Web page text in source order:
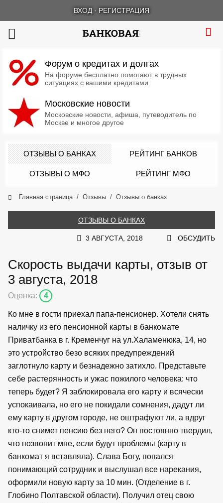
ВХОД · РЕГИСТРАЦИЯ
Форум о кредитах и долгах
На форуме бесплатно помогают в трудных
ситуациях с вашими кредитами
Московские новости
Московские новости, афиша, путеводитель по
Москве и многое другое
ОТЗЫВЫ О БАНКАХ РЕЙТИНГ БАНКОВ
ОТЗЫВЫ О МФО РЕЙТИНГ МФО
Главная страница Отзывы Отзывы о банках
ОТЗЫВЫ О БАНКАХ
3 АВГУСТА, 2018 ОБСУДИТЬ
Скорость выдачи карты, отзыв от
3 августа, 2018
Оценка: 4
Ко мне в гости приехал папа-пенсионер. Хотели снять
наличку из его пенсионной карты в банкомате
Приватбанка в г. Кременчуг на ул.Халаменюка, 14, но
это устройство безо всяких предупреждений
заглотнуло карту и безнадежно затихло. Представьте
себе растерянность и ужас пожилого человека: что
теперь будет? Я заблокировала его карту и всячески
успокаивала, но его не покидали сомнения, дадут ли
ему карту в другом городе, не оштрафуют ли, а вдруг
кто-то снимет пенсию без него? Он постоянно твердил,
что позвонит мне, если будут проблемы (карту в
банкомат я вставляла). Слава Богу, попался
понимающий сотрудник и выслушал все нарекания,
оформили новую карту за 10 мин. (Отделение в г.
Глобино Полтавской области). Получил отец свою